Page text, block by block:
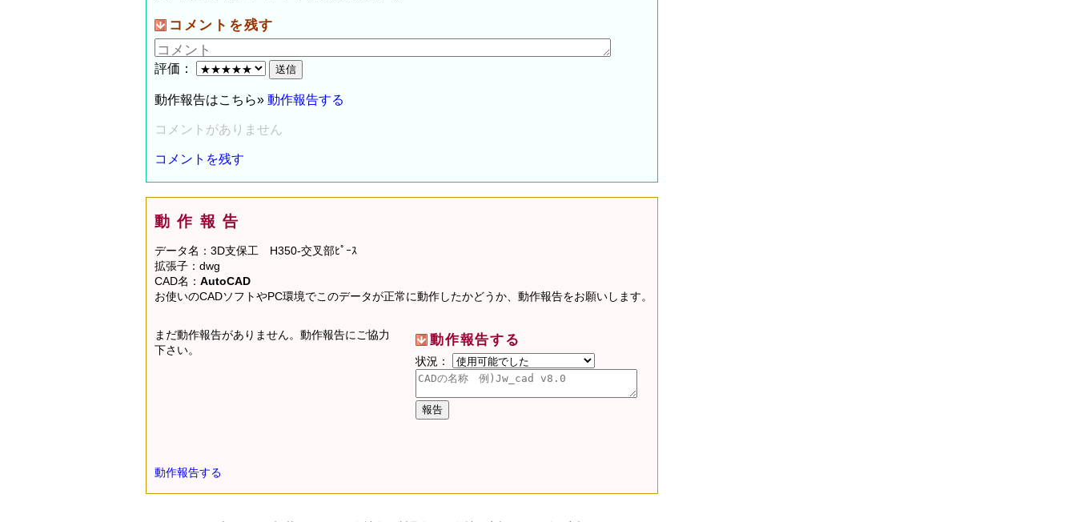
コメントを残す
評価：
動作報告はこちら» 動作報告する
コメントがありません
コメントを残す
動作報告
データ名：3D支保工 H350-交叉部ﾋﾟｰｽ
拡張子：dwg
CAD名： AutoCAD
お使いのCADソフトやPC環境でこのデータが正常に動作したかどうか、動作報告をお願いします。
動作報告する
状況：
まだ動作報告がありません。動作報告にご協力
下さい。
動作報告する